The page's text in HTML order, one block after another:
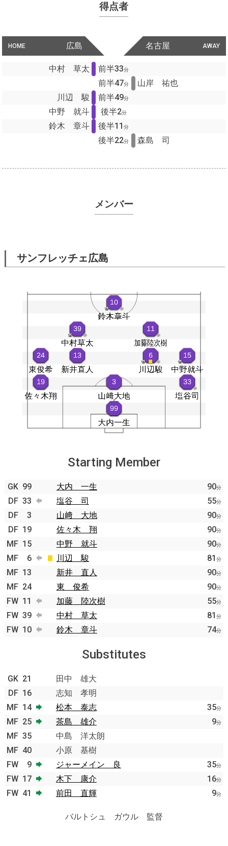
得点者
HOME 広島 AWAY
名古屋
中村 草太 前半33分
前半47分
山岸 祐也
川辺 駿
前半49分
中野 就斗 後半2分
鈴木 章斗 後半11分
後半22分 森島 司
メンバー
サンフレッチェ広島
Starting Member
GK 99 大内 一生 90分
DF 33 塩谷 司 55分
DF 3 山﨑 大地 90分
DF 19 佐々木 翔 90分
MF 15 中野 就斗 90分
MF 6 川辺 駿 81 分
MF 13 新井 直人 90分
MF 24 東 俊希 90分
FW 11 加藤 陸次樹 55分
FW 39 中村 草太 81 分
FW 10 鈴木 章斗 74分
Substitutes
GK 21
田中 雄大
DF 16
志知 孝明
MF 14 松本 泰志 35分
MF 25 茶島 雄介 9分
MF 35
中島 洋太朗
MF 40
小原 基樹
FW
9 ジャーメイン 良 35分
FW 17 木下 康介 16分
FW 41 前田 直輝 9分
バルトシュ ガウル 監督